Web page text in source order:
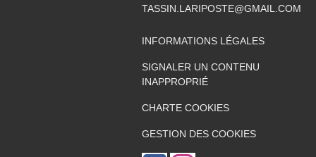
TASSIN.LARIPOSTE@GMAIL.COM
INFORMATIONS LÉGALES
SIGNALER UN CONTENU
INAPPROPRIÉ
CHARTE COOKIES
GESTION DES COOKIES